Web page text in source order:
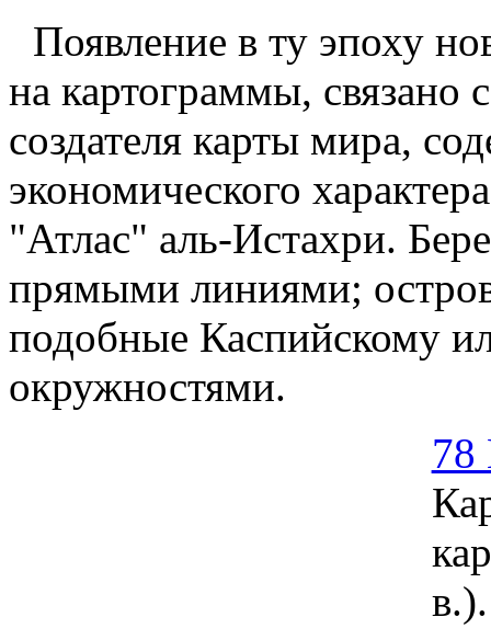
Появление в ту эпоху
на картограммы,
создателя карты мира,
экономического
"Атлас" аль-Истахри.
прямыми линиями;
подобные Каспийскому
окружностями.
78
в.).